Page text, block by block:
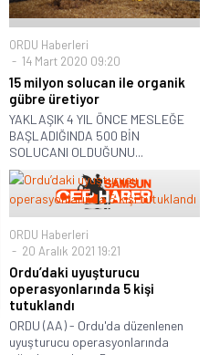
ORDU Haberleri
14 Mart 2020 09:20
15 milyon solucan ile organik
gübre üretiyor
YAKLAŞIK 4 YIL ÖNCE MESLEĞE
BAŞLADIĞINDA 500 BİN
SOLUCANI OLDUĞUNU...
ORDU Haberleri
20 Aralık 2021 19:21
Ordu’daki uyuşturucu
operasyonlarında 5 kişi
tutuklandı
ORDU (AA) - Ordu'da düzenlenen
uyuşturucu operasyonlarında